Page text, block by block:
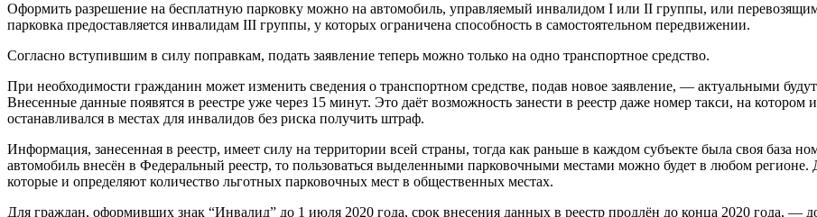
Оформить разрешение на бесплатную парковку можно на автомобиль, управляемый инвалидом I или II группы, или
парковка предоставляется инвалидам III группы, у которых ограничена способность в самостоятельном передвижении.
Согласно вступившим в силу поправкам, подать заявление теперь можно только на одно транспортное средство.
При необходимости гражданин может изменить сведения о транспортном средстве, подав новое заявление, — актуальными
Внесенные данные появятся в реестре уже через 15 минут. Это даёт возможность занести в реестр даже номер такси, на
останавливался в местах для инвалидов без риска получить штраф.
Информация, занесенная в реестр, имеет силу на территории всей страны, тогда как раньше в каждом субъекте была своя
автомобиль внесён в Федеральный реестр, то пользоваться выделенными парковочными местами можно будет в любом регионе.
которые и определяют количество льготных парковочных мест в общественных местах.
Для граждан, оформивших знак “Инвалид” до 1 июля 2020 года, срок внесения данных в реестр продлён до конца 2020 года, —